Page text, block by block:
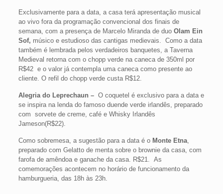
Exclusivamente para a data, a casa terá apresentação musical
ao vivo fora da programação convencional dos finais de
semana, com a presença de Marcelo Miranda de duoOlam Ein
Sof, músico e estudioso das cantigas medievais. Como a data
também é lembrada pelos verdadeiros banquetes, a Taverna
Medieval retorna com o chopp verde na caneca de 350ml por
R$42 e o valor já contempla uma caneca como presente ao
cliente. O refil do chopp verde custa R$12.
Alegria do Leprechaun – O coquetel é exclusivo para a data e
se inspira na lenda do famoso duende verde irlandês, preparado
com sorvete de creme, café e Whisky Irlandês
Jameson(R$22).
Como sobremesa, a sugestão para a data é o Monte Etna,
preparado com Gelatto de menta sobre o brownie da casa, com
farofa de amêndoa e ganache da casa. R$21. As
comemorações acontecem no horário de funcionamento da
hamburgueria, das 18h às 23h.